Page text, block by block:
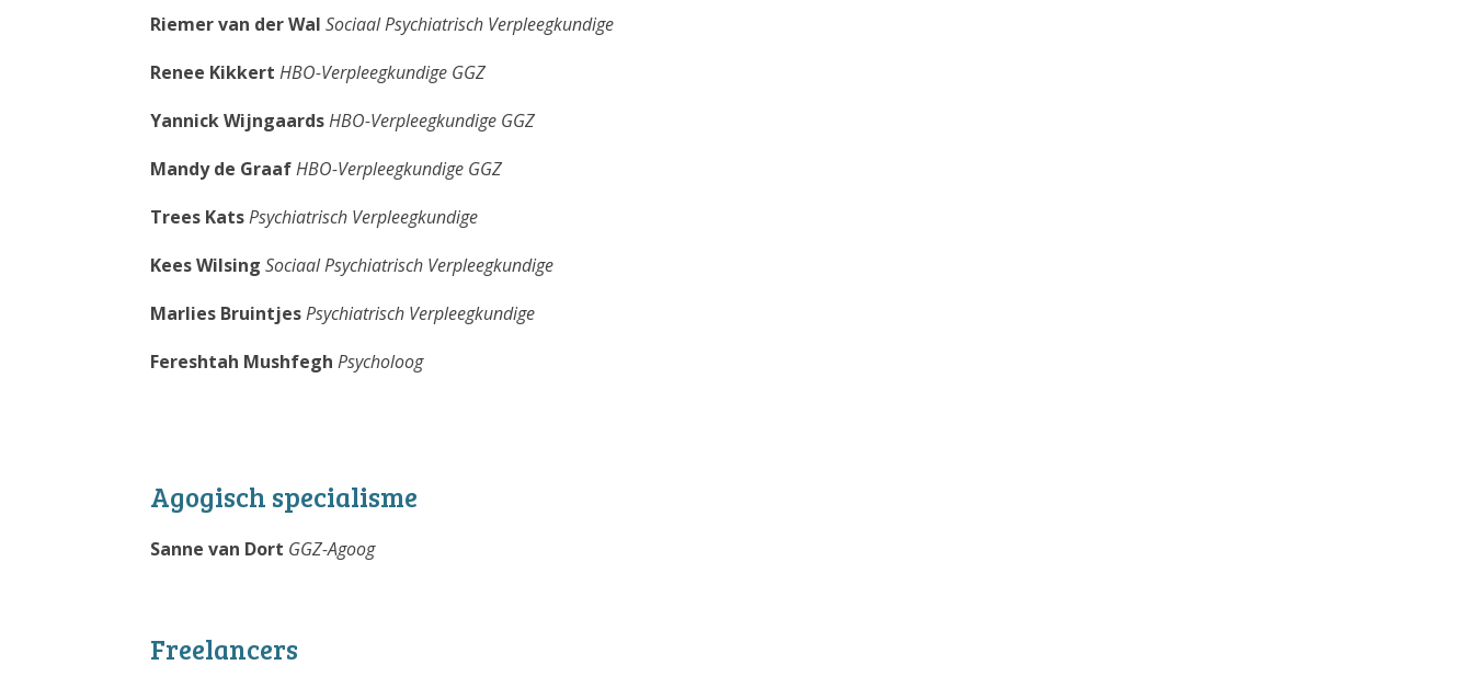
Riemer van der Wal Sociaal Psychiatrisch Verpleegkundige
Renee Kikkert HBO-Verpleegkundige GGZ
Yannick WijngaardsHBO-Verpleegkundige GGZ
Mandy de GraafHBO-Verpleegkundige GGZ
Trees KatsPsychiatrisch Verpleegkundige
Kees Wilsing Sociaal Psychiatrisch Verpleegkundige
Marlies BruintjesPsychiatrisch Verpleegkundige
Fereshtah Mushfegh Psycholoog
Agogisch specialisme
Sanne van Dort GGZ-Agoog
Freelancers